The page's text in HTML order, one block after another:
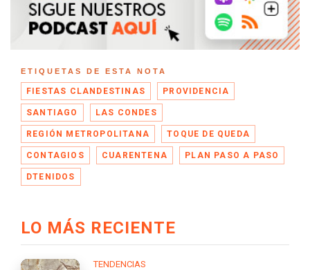
ETIQUETAS DE ESTA NOTA
FIESTAS CLANDESTINAS PROVIDENCIA
SANTIAGO LAS CONDES
REGIÓN METROPOLITANA TOQUE DE QUEDA
CONTAGIOS CUARENTENA PLAN PASO A PASO
DTENIDOS
LO MÁS RECIENTE
TENDENCIAS